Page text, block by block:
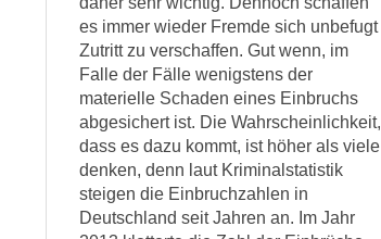
es immer wieder Fremde sich unbefugt
Zutritt zu verschaffen. Gut wenn, im
Falle der Fälle wenigstens der
materielle Schaden eines Einbruchs
abgesichert ist. Die Wahrscheinlichkeit,
dass es dazu kommt, ist höher als viele
denken, denn laut Kriminalstatistik
steigen die Einbruchzahlen in
Deutschland seit Jahren an. Im Jahr